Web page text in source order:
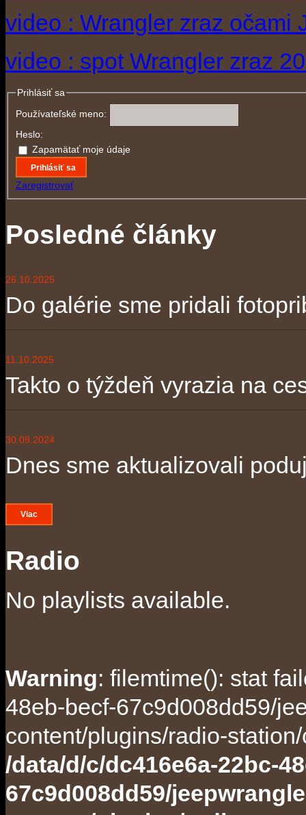
video : Wrangler zraz očami
video : spot Wrangler zraz
Prihlásiť sa
Používateľské meno:
Heslo:
Zapamätať moje údaje
Prihlásiť sa
Zaregistrovať
Posledné články
26.10.2025
Do galérie sme pridali
11.10.2025
Takto o týždeň vyrazia na
30.09.2024
Dnes sme aktualizovali
Viac
Radio
No playlists available.
Warning: filemtime(): stat
48eb-becf-67c9d008dd59/
content/plugins/radio-
/data/d/c/dc416e6a-22bc-
67c9d008dd59/